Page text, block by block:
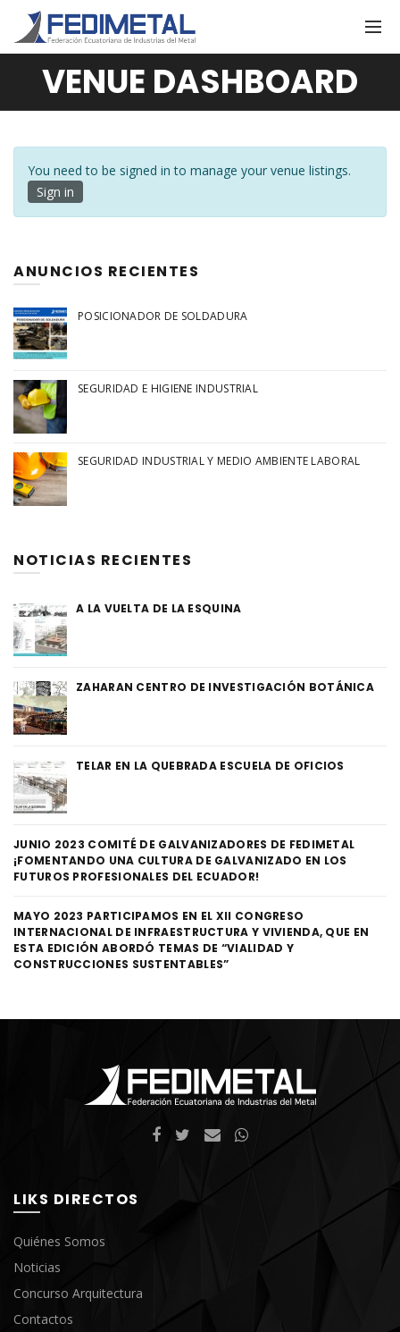
VENUE DASHBOARD
You need to be signed in to manage your venue listings.
Sign in
ANUNCIOS RECIENTES
POSICIONADOR DE SOLDADURA
SEGURIDAD E HIGIENE INDUSTRIAL
SEGURIDAD INDUSTRIAL Y MEDIO AMBIENTE LABORAL
NOTICIAS RECIENTES
A LA VUELTA DE LA ESQUINA
ZAHARAN CENTRO DE INVESTIGACIÓN BOTÁNICA
TELAR EN LA QUEBRADA ESCUELA DE OFICIOS
JUNIO 2023 COMITÉ DE GALVANIZADORES DE FEDIMETAL
¡FOMENTANDO UNA CULTURA DE GALVANIZADO EN LOS
FUTUROS PROFESIONALES DEL ECUADOR!
MAYO 2023 PARTICIPAMOS EN EL XII CONGRESO
INTERNACIONAL DE INFRAESTRUCTURA Y VIVIENDA, QUE EN
ESTA EDICIÓN ABORDÓ TEMAS DE “VIALIDAD Y
CONSTRUCCIONES SUSTENTABLES”
LIKS DIRECTOS
Quiénes Somos
Noticias
Concurso Arquitectura
Contactos